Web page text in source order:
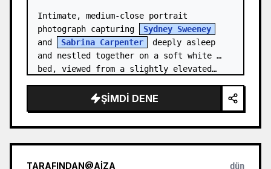
Intimate, medium-close portrait
photograph capturing
Sydney Sweeney
and
Sabrina Carpenter
deeply asleep
and nestled together on a soft white
bed, viewed from a slightly elevated…
ŞIMDI DENE
TARAFINDAN@AIZA dün